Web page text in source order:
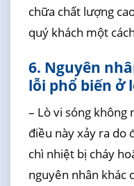
chữa chất lượng
quý khách một
6. Nguyên
lỗi phổ biến ở
– Lò vi sóng không
điều này xảy ra do
chì nhiệt bị cháy
nguyên nhân khác